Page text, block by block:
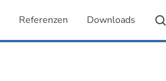
Referenzen Downloads